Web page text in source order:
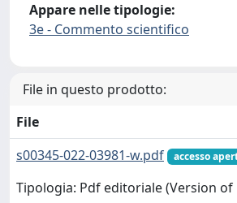
Appare nelle tipologie:
3e - Commento scientifico
File in questo prodotto:
File
s00345-022-03981-w.pdf
accesso
Tipologia: Pdf editoriale (Version